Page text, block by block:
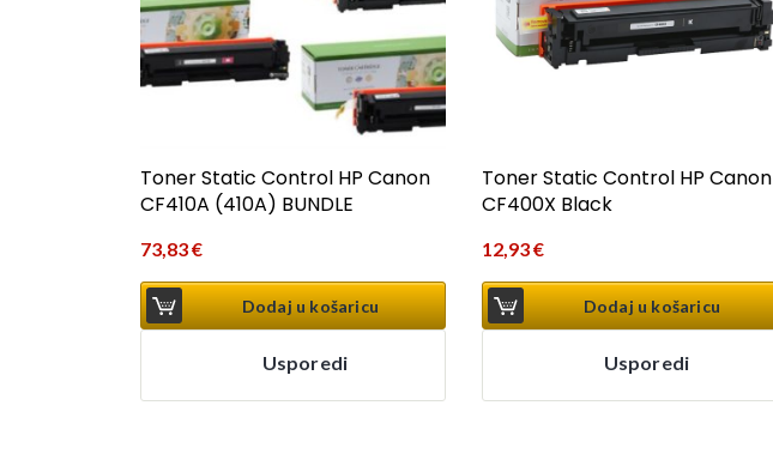
Toner Static Control HP Canon
CF410A (410A) BUNDLE
73,83€
Dodaj u košaricu
Usporedi
Toner Static Control HP Canon
CF400X Black
12,93€
Dodaj u košaricu
Usporedi